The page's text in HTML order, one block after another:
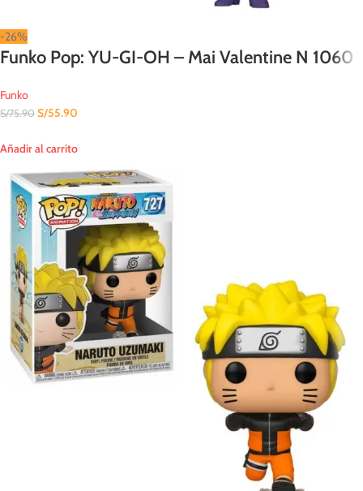
-26%
Funko Pop: YU-GI-OH – Mai Valentine N 1060
Funko
S/75.90 S/55.90
Añadir al carrito